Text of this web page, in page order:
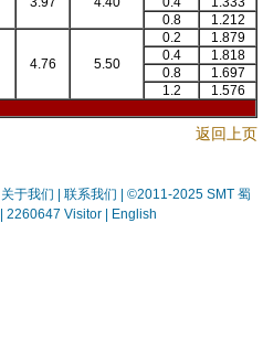
0.8
1.212
4.76 5.50
0.2
1.879
0.4
1.818
0.8
1.697
1.2 1.576
返回上页
| 关于我们 | 联系我们 | ©2011-2025 SMT 蜀
| 2260647 Visitor | English